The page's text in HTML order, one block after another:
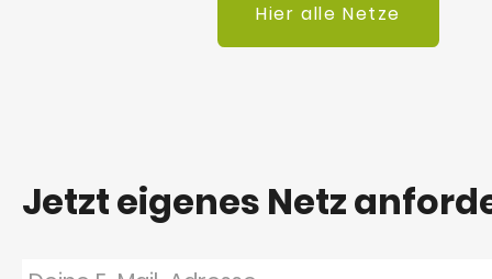
Hier alle Netze
Jetzt eigenes Netz